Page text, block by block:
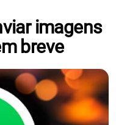
imagens
breve